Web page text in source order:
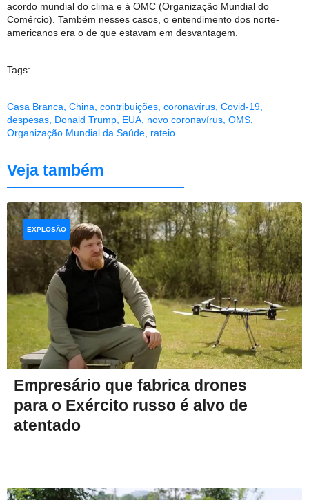
acordo mundial do clima e à OMC (Organização Mundial do
Comércio). Também nesses casos, o entendimento dos norte-
americanos era o de que estavam em desvantagem.
Tags:
Casa Branca China contribuições coronavírus Covid-19
despesas Donald Trump EUA novo coronavírus OMS
Organização Mundial da Saúde rateio
Veja também
Empresário que fabrica drones
para o Exército russo é alvo de
atentado
EXPLOSÃO